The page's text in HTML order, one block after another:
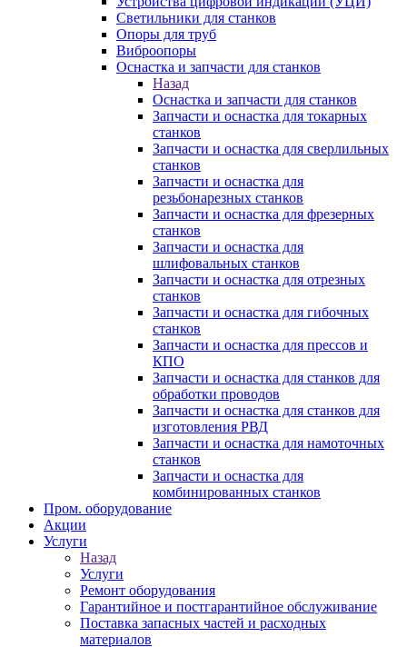
Светильники для станков
Опоры для труб
Виброопоры
Оснастка и запчасти для станков
Назад
Оснастка и запчасти для станков
Запчасти и оснастка для токарных
станков
Запчасти и оснастка для сверлильных
станков
Запчасти и оснастка для
резьбонарезных станков
Запчасти и оснастка для фрезерных
станков
Запчасти и оснастка для
шлифовальных станков
Запчасти и оснастка для отрезных
станков
Запчасти и оснастка для гибочных
станков
Запчасти и оснастка для прессов и
КПО
Запчасти и оснастка для станков для
обработки проводов
Запчасти и оснастка для станков для
изготовления РВД
Запчасти и оснастка для намоточных
станков
Запчасти и оснастка для
комбинированных станков
Пром. оборудование
Акции
Услуги
Назад
Услуги
Ремонт оборудования
Гарантийное и постгарантийное обслуживание
Поставка запасных частей и расходных
материалов